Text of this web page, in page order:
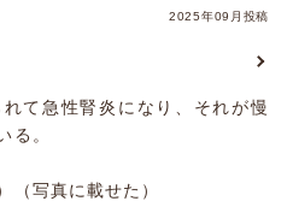
2025年09月投稿
て急性腎炎になり、それが慢
る。
写真に載せた）